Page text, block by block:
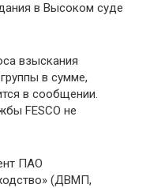
в Высоком суде
взыскания
в сумме,
в сообщении.
FESCO не
ПАО
(ДВМП,